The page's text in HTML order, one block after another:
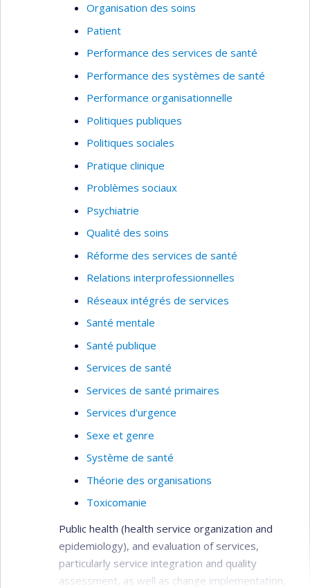
Organisation des soins
Patient
Performance des services de santé
Performance des systèmes de santé
Performance organisationnelle
Politiques publiques
Politiques sociales
Pratique clinique
Problèmes sociaux
Psychiatrie
Qualité des soins
Réforme des services de santé
Relations interprofessionnelles
Réseaux intégrés de services
Santé mentale
Santé publique
Services de santé
Services de santé primaires
Services d'urgence
Sexe et genre
Système de santé
Théorie des organisations
Toxicomanie
Public health (health service organization and
epidemiology), and evaluation of services,
particularly service integration and quality
assessment, as well as change implementation,